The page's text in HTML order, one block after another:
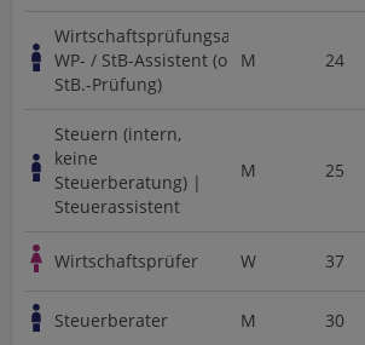
Wirtschaftsprüfungsassistent,
WP- / StB-Assistent (ohne
StB.-Prüfung)
M 24
Steuern (intern,
keine
Steuerberatung) |
Steuerassistent
M 25
Wirtschaftsprüfer W 37
Steuerberater M 30